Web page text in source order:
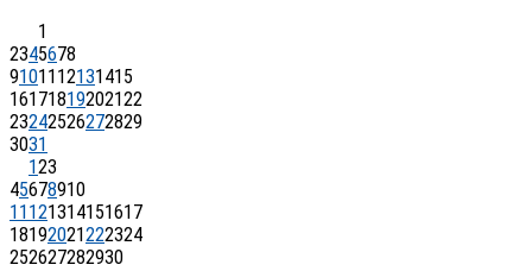
1
2345678
91011 12131415
16171819202122
23242526272829
3031
123
45678910
11 121314151617
18192021222324
252627282930